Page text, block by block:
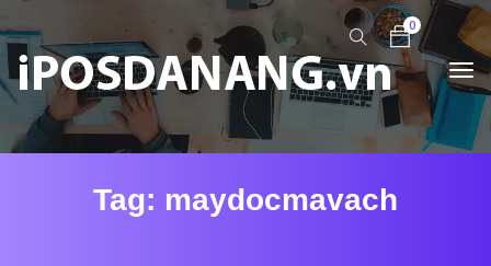
0
Tag: maydocmavach